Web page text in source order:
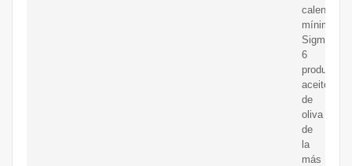
mínimo,
Sigma
6
produce
aceite
de
oliva
de
la
más